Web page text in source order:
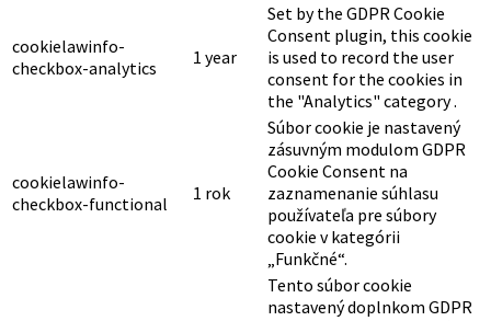
cookielawinfo-
checkbox-analytics
1 year
Set by the GDPR Cookie
Consent plugin, this cookie
is used to record the user
consent for the cookies in
the "Analytics" category .
cookielawinfo-
checkbox-functional
1 rok
Súbor cookie je nastavený
zásuvným modulom GDPR
Cookie Consent na
zaznamenanie súhlasu
používateľa pre súbory
cookie v kategórii
„Funkčné“.
Tento súbor cookie
nastavený doplnkom GDPR